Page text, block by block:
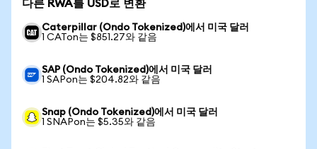
다른 RWA를 USD로 변환
Caterpillar (Ondo Tokenized)에서 미국 달러
1 CATon는 $851.27와 같음
SAP (Ondo Tokenized)에서 미국 달러
1 SAPon는 $204.82와 같음
Snap (Ondo Tokenized)에서 미국 달러
1 SNAPon는 $5.35와 같음